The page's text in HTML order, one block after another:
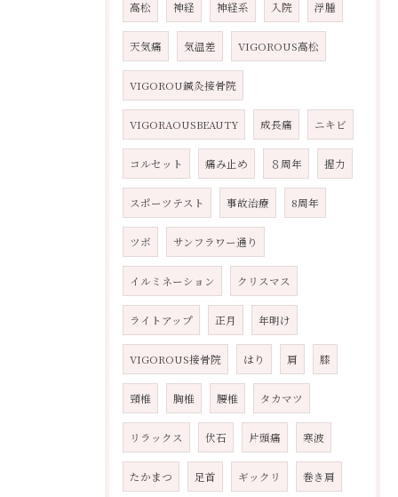
高松 神経 神経系 入院 浮腫
天気痛 気温差 VIGOROUS高松
VIGOROU鍼灸接骨院
VIGORAOUSBEAUTY 成長痛 ニキビ
コルセット 痛み止め ８周年 握力
スポーツテスト 事故治療 8周年
ツボ サンフラワー通り
イルミネーション クリスマス
ライトアップ 正月 年明け
VIGOROUS接骨院 はり 肩 膝
頸椎 胸椎 腰椎 タカマツ
リラックス 伏石 片頭痛 寒波
たかまつ 足首 ギックリ 巻き肩